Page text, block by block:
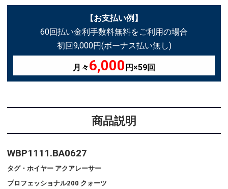
【お支払い例】
60回払い金利手数料無料をご利用の場合
初回9,000円(ボーナス払い無し)
月々6,000 円×59回
商品説明
WBP1111.BA0627
タグ・ホイヤー アクアレーサー
プロフェッショナル200 クォーツ